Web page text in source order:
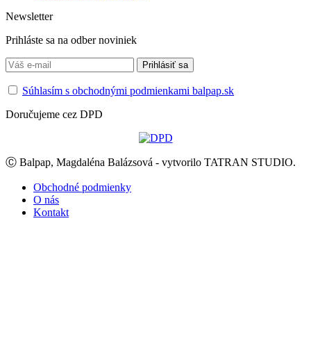
Newsletter
Prihláste sa na odber noviniek
Súhlasím s obchodnými podmienkami balpap.sk
Doručujeme cez DPD
Ⓒ Balpap, Magdaléna Balázsová - vytvorilo TATRAN STUDIO.
Obchodné podmienky
O nás
Kontakt